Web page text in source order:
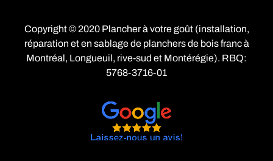
Copyright © 2020 Plancher à votre goût (installation,
réparation et en sablage de planchers de bois franc à
Montréal, Longueuil, rive-sud et Montérégie). RBQ:
5768-3716-01